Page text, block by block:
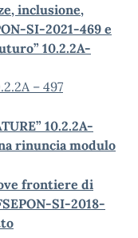
inclusione,
SI-2021-469 e
10.2.2A-
– 497
10.2.2A-
rinuncia modulo
frontiere di
SI-2018-